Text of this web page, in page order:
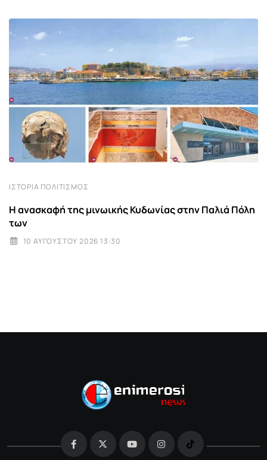
ΙΣΤΟΡΊΑ ΠΟΛΙΤΙΣΜΌΣ
Η ανασκαφή της μινωικής Κυδωνίας στην Παλιά Πόλη
των
10 ΑΥΓΟΎΣΤΟΥ 2026 13:30